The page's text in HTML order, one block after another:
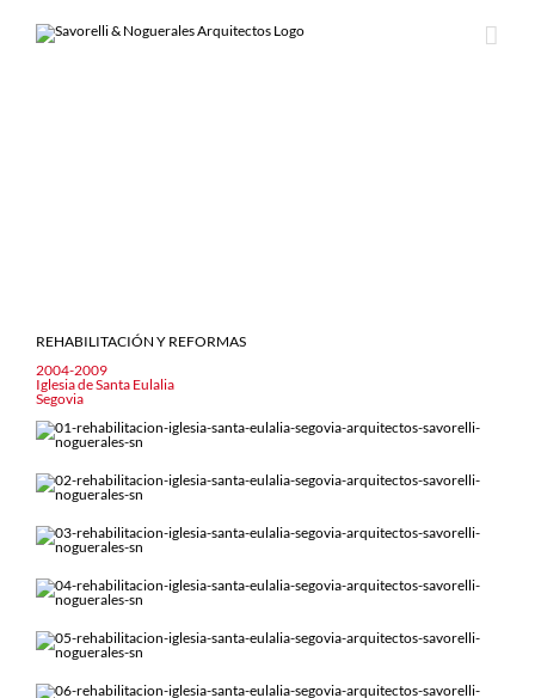
contenido
REHABILITACIÓN Y REFORMAS
2004-2009
Iglesia de Santa Eulalia
Segovia